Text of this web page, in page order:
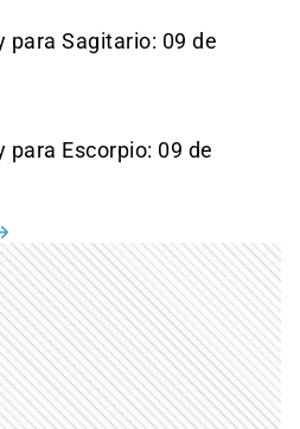
para Sagitario: 09 de
para Escorpio: 09 de